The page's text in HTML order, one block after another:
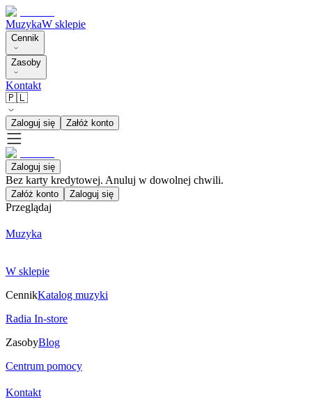
MuzykaW sklepie
Cennik
Zasoby
Kontakt
🇵🇱
Zaloguj się Załóż konto
Zaloguj się
Bez karty kredytowej. Anuluj w dowolnej chwili.
Załóż konto Zaloguj się
Przeglądaj
Muzyka
W sklepie
CennikKatalog muzyki
Radia In-store
ZasobyBlog
Centrum pomocy
Kontakt